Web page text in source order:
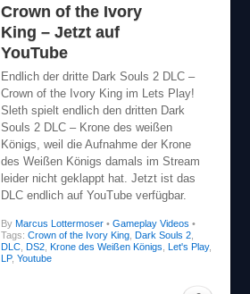
King – Jetzt auf
YouTube
Endlich der dritte Dark Souls 2 DLC –
Crown of the Ivory King im Lets Play!
Sleth spielt endlich den dritten Dark
Souls 2 DLC – Krone des weißen
Königs, weil die Aufnahme der Krone
des Weißen Königs damals im Stream
leider nicht geklappt hat. Jetzt ist das
DLC endlich auf YouTube verfügbar.
ByMarcus Lottermoser• Gameplay Videos
DLC,DS2, Krone des Weißen Königs,Let's Play
LP,Youtube